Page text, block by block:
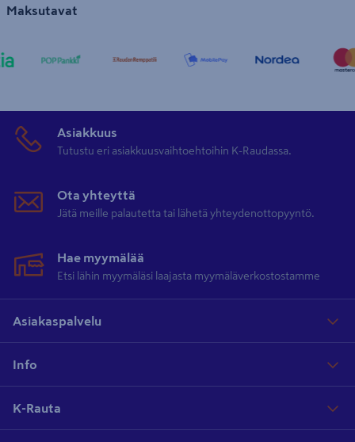
Maksutavat
Asiakkuus
Tutustu eri asiakkuusvaihtoehtoihin K-Raudassa.
Ota yhteyttä
Jätä meille palautetta tai lähetä yhteydenottopyyntö.
Hae myymälää
Etsi lähin myymäläsi laajasta myymäläverkostostamme
Asiakaspalvelu
Info
K-Rauta